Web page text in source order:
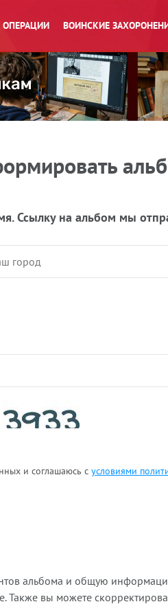
ОПЕРАЦИИ ВОИНСКИЕ
Ссылку на альбом мы
и соглашаюсь с условиями
альбома и общую
Также вы можете